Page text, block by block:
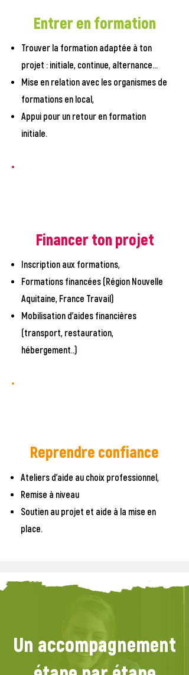
Entrer en formation
Trouver la formation adaptée à ton
projet : initiale, continue, alternance...
Mise en relation avec les organismes de
formations en local,
Appui pour un retour en formation
initiale.
Financer ton projet
Inscription aux formations,
Formations financées (Région Nouvelle
Aquitaine, France Travail)
Mobilisation d'aides financières
(transport, restauration,
hébergement..)
Reprendre confiance
Ateliers d'aide au choix professionnel,
Remise à niveau
Soutien au projet et aide à la mise en
place.
Un accompagnement